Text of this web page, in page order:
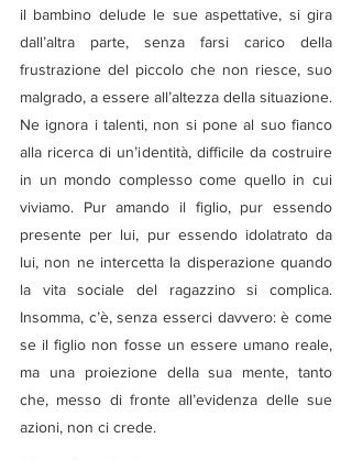
il bambino delude le sue aspettative, si gira
dall’altra parte, senza farsi carico della
frustrazione del piccolo che non riesce, suo
malgrado, a essere all’altezza della situazione.
Ne ignora i talenti, non si pone al suo fianco
alla ricerca di un’identità, difficile da costruire
in un mondo complesso come quello in cui
viviamo. Pur amando il figlio, pur essendo
presente per lui, pur essendo idolatrato da
lui, non ne intercetta la disperazione quando
la vita sociale del ragazzino si complica.
Insomma, c’è, senza esserci davvero: è come
se il figlio non fosse un essere umano reale,
ma una proiezione della sua mente, tanto
che, messo di fronte all’evidenza delle sue
azioni, non ci crede.